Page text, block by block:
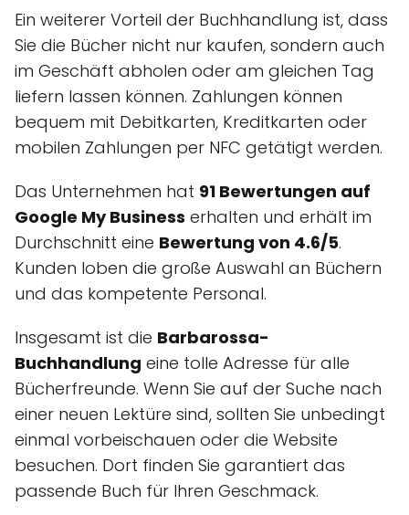
Ein weiterer Vorteil der Buchhandlung ist, dass
Sie die Bücher nicht nur kaufen, sondern auch
im Geschäft abholen oder am gleichen Tag
liefern lassen können. Zahlungen können
bequem mit Debitkarten, Kreditkarten oder
mobilen Zahlungen per NFC getätigt werden.
Das Unternehmen hat 91 Bewertungen auf
Google My Business erhalten und erhält im
Durchschnitt eine Bewertung von 4.6/5.
Kunden loben die große Auswahl an Büchern
und das kompetente Personal.
Insgesamt ist die Barbarossa-
Buchhandlung eine tolle Adresse für alle
Bücherfreunde. Wenn Sie auf der Suche nach
einer neuen Lektüre sind, sollten Sie unbedingt
einmal vorbeischauen oder die Website
besuchen. Dort finden Sie garantiert das
passende Buch für Ihren Geschmack.